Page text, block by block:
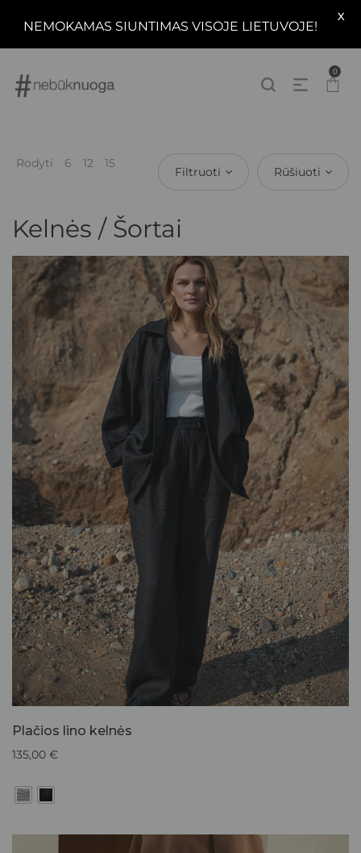
0
Rodyti 6 12 15
Filtruoti Rūšiuoti
Kelnės / Šortai
Plačios lino kelnės
135,00 €
NEMOKAMAS SIUNTIMAS VISOJE LIETUVOJE!
X